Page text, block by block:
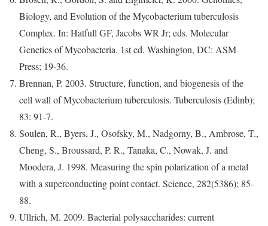
Biology, and Evolution of the Mycobacterium tuberculosis
Complex. In: Hatfull GF, Jacobs WR Jr; eds. Molecular
Genetics of Mycobacteria. 1st ed. Washington, DC: ASM
Press; 19-36.
Brennan, P. 2003. Structure, function, and biogenesis of the
cell wall of Mycobacterium tuberculosis. Tuberculosis (Edinb);
83: 91-7.
Soulen, R., Byers, J., Osofsky, M., Nadgorny, B., Ambrose, T.,
Cheng, S., Broussard, P. R., Tanaka, C., Nowak, J. and
Moodera, J. 1998. Measuring the spin polarization of a metal
with a superconducting point contact. Science, 282(5386); 85-
88.
Ullrich, M. 2009. Bacterial polysaccharides: current